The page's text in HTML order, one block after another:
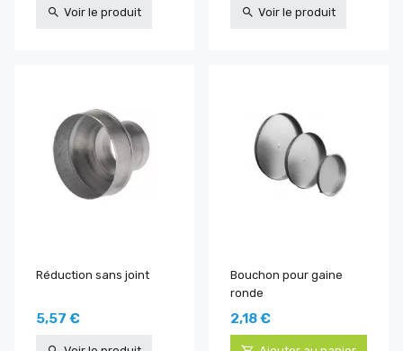
Voir le produit Voir le produit
Réduction sans joint
5,57 €
Bouchon pour gaine
ronde
2,18 €